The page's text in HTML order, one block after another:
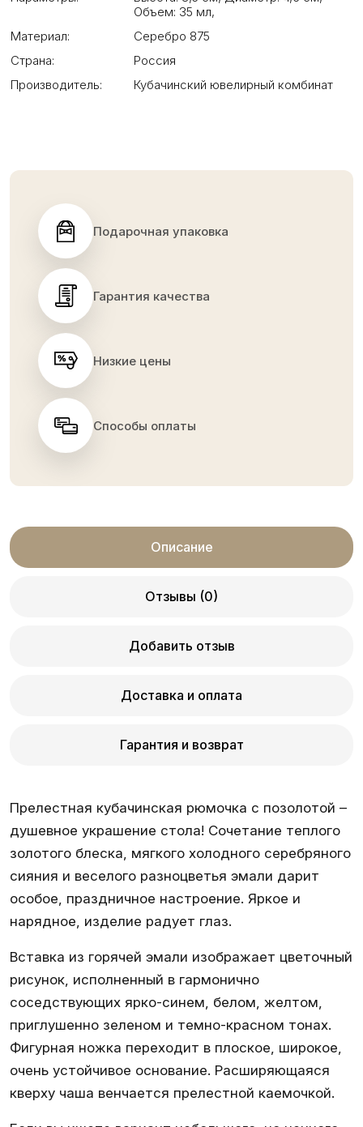
Объем: 35 мл,
Материал:
Серебро 875
Страна:
Россия
Производитель:
Кубачинский ювелирный комбинат
Подарочная упаковка
Гарантия качества
Низкие цены
Способы оплаты
Описание
Отзывы (0)
Добавить отзыв
Доставка и оплата
Гарантия и возврат
Прелестная кубачинская рюмочка с позолотой –
душевное украшение стола! Сочетание теплого
золотого блеска, мягкого холодного серебряного
сияния и веселого разноцветья эмали дарит
особое, праздничное настроение. Яркое и
нарядное, изделие радует глаз.
Вставка из горячей эмали изображает цветочный
рисунок, исполненный в гармонично
соседствующих ярко-синем, белом, желтом,
приглушенно зеленом и темно-красном тонах.
Фигурная ножка переходит в плоское, широкое,
очень устойчивое основание. Расширяющаяся
кверху чаша венчается прелестной каемочкой.